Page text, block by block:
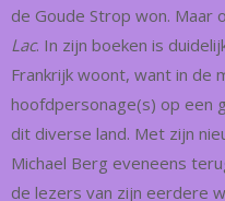
de Goude Strop won. Maar
Lac. In zijn boeken is
Frankrijk woont, want in de
hoofdpersonage(s) op een
dit diverse land. Met zijn
Michael Berg eveneens
de lezers van zijn eerdere